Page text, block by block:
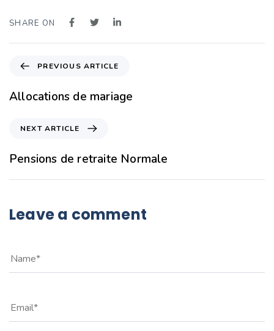
SHARE ON
PREVIOUS ARTICLE
Allocations de mariage
NEXT ARTICLE
Pensions de retraite Normale
Leave a comment